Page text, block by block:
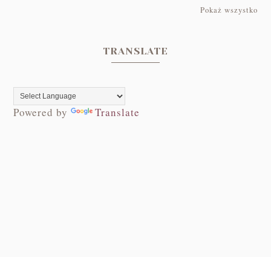
Pokaż wszystko
TRANSLATE
Powered by Translate